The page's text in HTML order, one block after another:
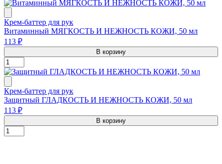
Крем-баттер для рук
Витаминный МЯГКОСТЬ И НЕЖНОСТЬ КОЖИ, 50 мл
113 ₽
В корзину
Крем-баттер для рук
Защитный ГЛАДКОСТЬ И НЕЖНОСТЬ КОЖИ, 50 мл
113 ₽
В корзину